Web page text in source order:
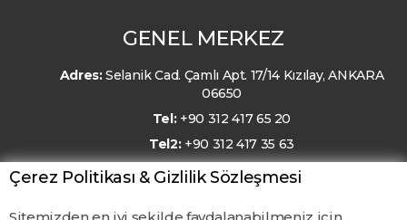
GENEL MERKEZ
Adres:Selanik Cad. Çamlı Apt. 17/14 Kızılay, ANKARA
06650
Tel: +90 312 417 65 20
Tel2: +90 312 417 35 63
E-Posta: kmo@kmo.org.tr
Çerez Politikası & Gizlilik Sözleşmesi